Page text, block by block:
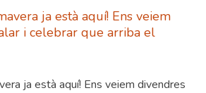
ja està aquí! Ens veiem
i celebrar que arriba el
ja està aquí! Ens veiem divendres